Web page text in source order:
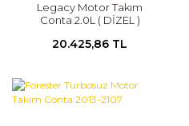
Legacy Motor Takım
Conta 2.0L ( DİZEL )
20.425,86 TL